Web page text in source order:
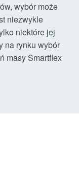
wybór może
niezwykle
niektóre jej
na rynku wybór
masy Smartflex